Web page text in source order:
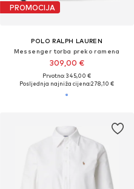
PROMOCIJA
POLO RALPH LAUREN
Messenger torba preko ramena
309,00 €
Prvotno: 345,00 €
Posljednja najniža cijena:278,10 €